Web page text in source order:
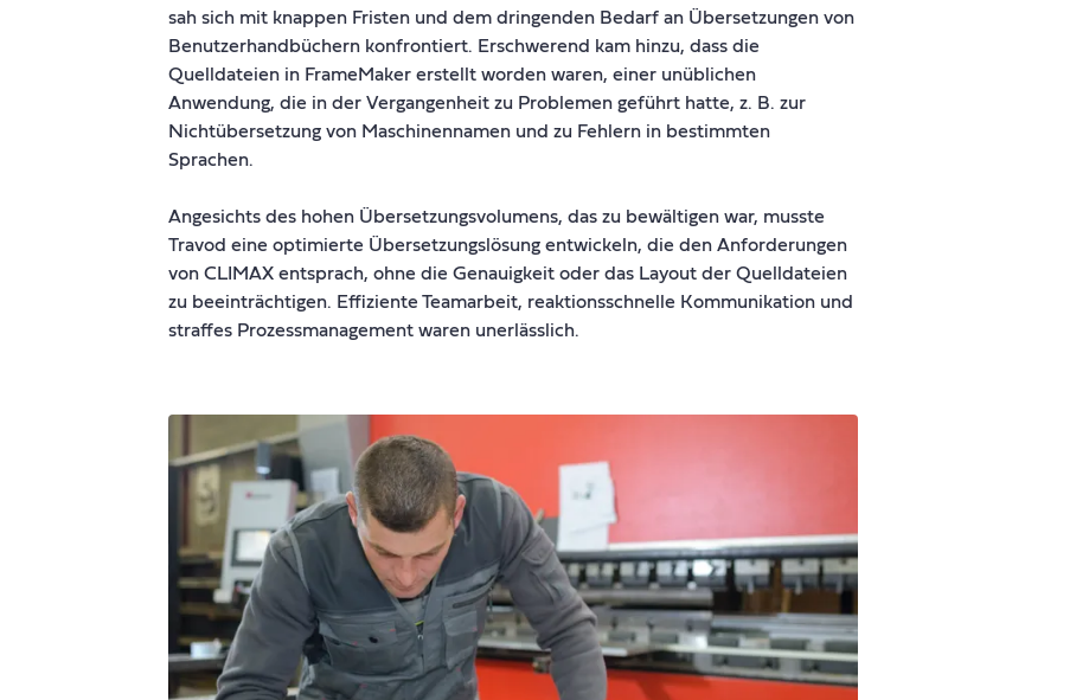
sah sich mit knappen Fristen und dem dringenden Bedarf an Übersetzungen von
Benutzerhandbüchern konfrontiert. Erschwerend kam hinzu, dass die
Quelldateien in FrameMaker erstellt worden waren, einer unüblichen
Anwendung, die in der Vergangenheit zu Problemen geführt hatte, z. B. zur
Nichtübersetzung von Maschinennamen und zu Fehlern in bestimmten
Sprachen.
Angesichts des hohen Übersetzungsvolumens, das zu bewältigen war, musste
Travod eine optimierte Übersetzungslösung entwickeln, die den Anforderungen
von CLIMAX entsprach, ohne die Genauigkeit oder das Layout der Quelldateien
zu beeinträchtigen. Effiziente Teamarbeit, reaktionsschnelle Kommunikation und
straffes Prozessmanagement waren unerlässlich.